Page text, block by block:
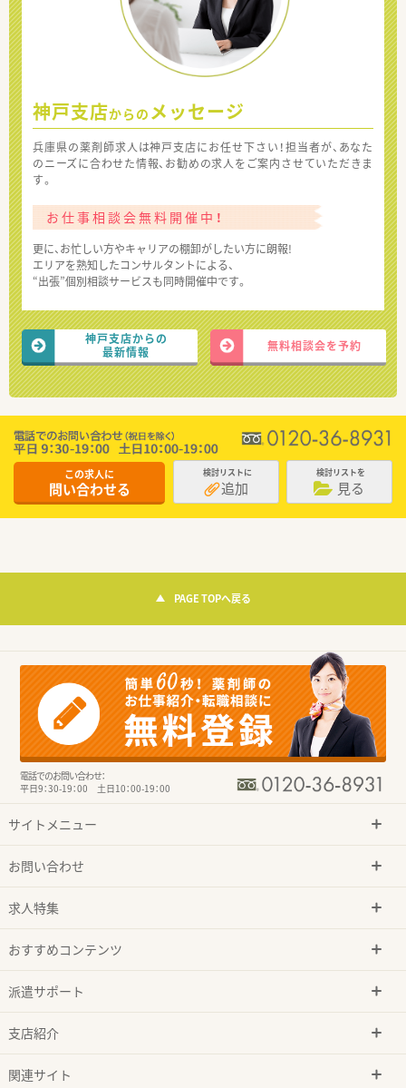
神戸支店からの メッセージ
兵庫県の薬剤師求人は神戸支店にお任せ下さい！担当者が、あなた
のニーズに合わせた情報、お勧めの求人をご案内させていただきま
す。
お仕事相談会無料開催中！
更に、お忙しい方やキャリアの棚卸がしたい方に朗報!
エリアを熟知したコンサルタントによる、
“出張”個別相談サービスも同時開催中です。
神戸支店からの
最新情報
無料相談会を予約
この求人に
問い合わせる
検討リストに
追加
検討リストを
見る
PAGE TOPへ戻る
電話でのお問い合わせ：
平日9：30-19：00 土日10：00-19：00
サイトメニュー
お問い合わせ
求人特集
おすすめコンテンツ
派遣サポート
支店紹介
関連サイト